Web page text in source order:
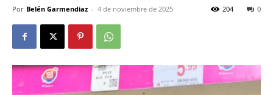
Por Belén Garmendiaz - 4 de noviembre de 2025 0
204